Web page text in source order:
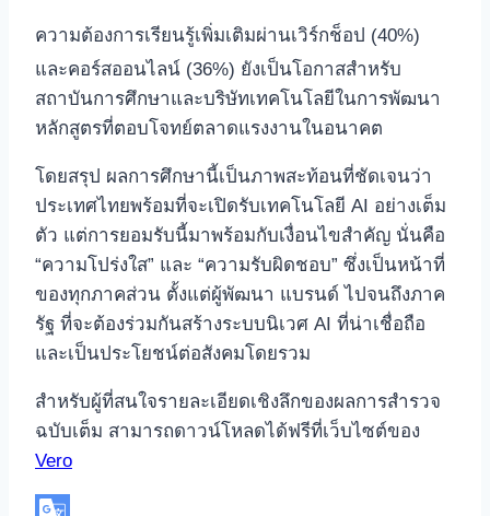
ความต้องการเรียนรู้เพิ่มเติมผ่านเวิร์กช็อป (40%)
และคอร์สออนไลน์ (36%) ยังเป็นโอกาสสำหรับ
สถาบันการศึกษาและบริษัทเทคโนโลยีในการพัฒนา
หลักสูตรที่ตอบโจทย์ตลาดแรงงานในอนาคต
โดยสรุป ผลการศึกษานี้เป็นภาพสะท้อนที่ชัดเจนว่า
ประเทศไทยพร้อมที่จะเปิดรับเทคโนโลยี AI อย่างเต็ม
ตัว แต่การยอมรับนี้มาพร้อมกับเงื่อนไขสำคัญ นั่นคือ
“ความโปร่งใส” และ “ความรับผิดชอบ” ซึ่งเป็นหน้าที่
ของทุกภาคส่วน ตั้งแต่ผู้พัฒนา แบรนด์ ไปจนถึงภาค
รัฐ ที่จะต้องร่วมกันสร้างระบบนิเวศ AI ที่น่าเชื่อถือ
และเป็นประโยชน์ต่อสังคมโดยรวม
สำหรับผู้ที่สนใจรายละเอียดเชิงลึกของผลการสำรวจ
ฉบับเต็ม สามารถดาวน์โหลดได้ฟรีที่เว็บไซต์ของ
Vero